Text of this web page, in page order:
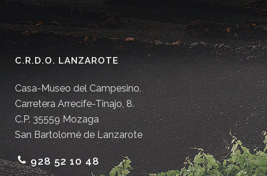
C.R.D.O. LANZAROTE
Casa-Museo del Campesino.
Carretera Arrecife-Tinajo, 8.
C.P. 35559 Mozaga
San Bartolomé de Lanzarote
928 52 10 48